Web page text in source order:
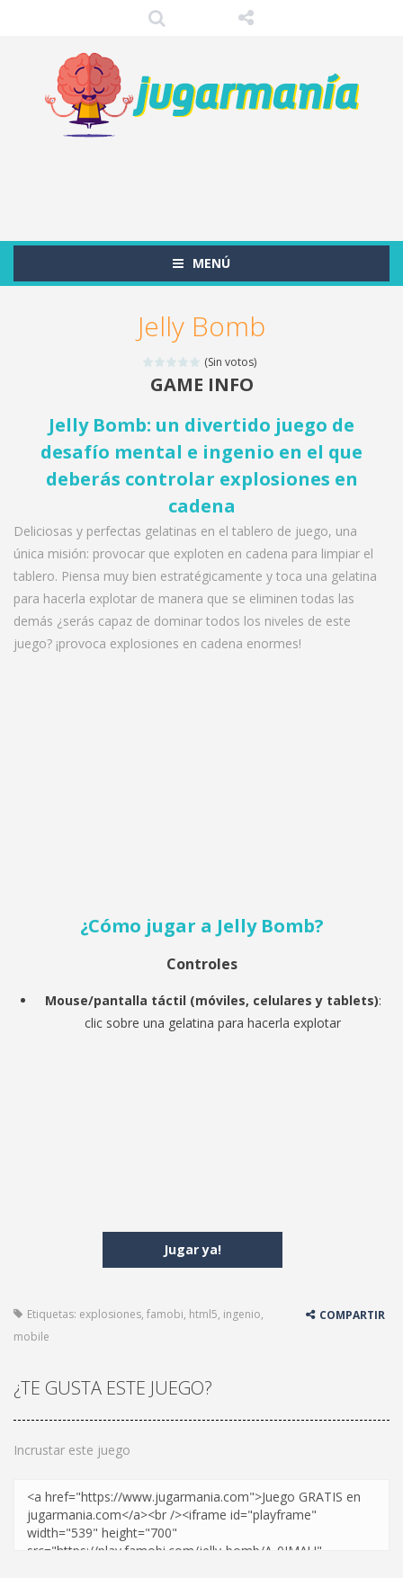
MENÚ
Jelly Bomb
(Sin votos)
Jugar ya!
GAME INFO
Jelly Bomb: un divertido juego de
desafío mental e ingenio en el que
deberás controlar explosiones en
cadena
Deliciosas y perfectas gelatinas en el tablero de juego, una
única misión: provocar que exploten en cadena para limpiar el
tablero. Piensa muy bien estratégicamente y toca una gelatina
para hacerla explotar de manera que se eliminen todas las
demás ¿serás capaz de dominar todos los niveles de este
juego? ¡provoca explosiones en cadena enormes!
¿Cómo jugar a Jelly Bomb?
Controles
Mouse/pantalla táctil (móviles, celulares y tablets):
clic sobre una gelatina para hacerla explotar
Etiquetas: explosiones, famobi, html5, ingenio,
mobile
COMPARTIR
¿TE GUSTA ESTE JUEGO?
Incrustar este juego